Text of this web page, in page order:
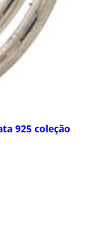
925 coleção